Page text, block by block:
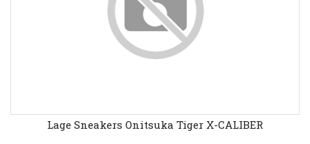
Lage Sneakers Onitsuka Tiger X-CALIBER